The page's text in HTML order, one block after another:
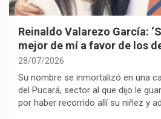
Reinaldo Valarezo García:
mejor de mí a favor de los
28/07/2026
Su nombre se inmortalizó en una
del Pucará, sector al que dijo le
por haber recorrido allí su niñez y